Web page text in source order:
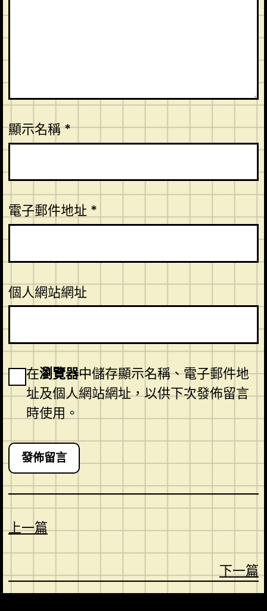
顯示名稱*
電子郵件地址 *
個人網站網址
在瀏覽器中儲存顯示名稱、電子郵件地
址及個人網站網址，以供下次發佈留言
時使用。
上一篇
下一篇